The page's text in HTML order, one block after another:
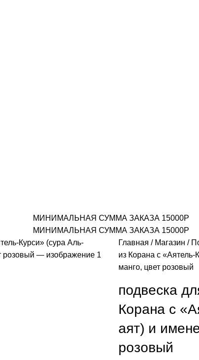
МИНИМАЛЬНАЯ СУММА ЗАКАЗА 15000Р
МИНИМАЛЬНАЯ СУММА ЗАКАЗА 15000Р
Главная
Магазин
из Корана с
манго, цвет розовый
подвеска
Корана с
аят) и
розовый